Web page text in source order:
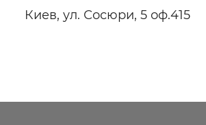
Киев, ул. Сосюри, 5 оф.415